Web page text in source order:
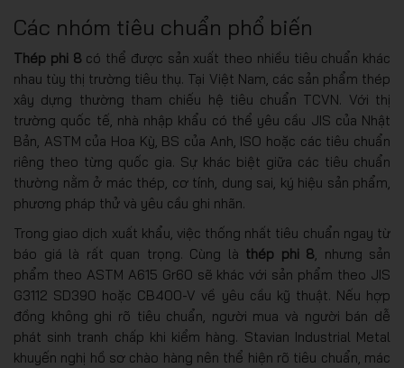
Các nhóm tiêu chuẩn phổ biến
Thép phi 8 có thể được sản xuất theo nhiều tiêu chuẩn khác
nhau tùy thị trường tiêu thụ. Tại Việt Nam, các sản phẩm thép
xây dựng thường tham chiếu hệ tiêu chuẩn TCVN. Với thị
trường quốc tế, nhà nhập khẩu có thể yêu cầu JIS của Nhật
Bản, ASTM của Hoa Kỳ, BS của Anh, ISO hoặc các tiêu chuẩn
riêng theo từng quốc gia. Sự khác biệt giữa các tiêu chuẩn
thường nằm ở mác thép, cơ tính, dung sai, ký hiệu sản phẩm,
phương pháp thử và yêu cầu ghi nhãn.
Trong giao dịch xuất khẩu, việc thống nhất tiêu chuẩn ngay từ
báo giá là rất quan trọng. Cùng là thép phi 8 , nhưng sản
phẩm theo ASTM A615 Gr60 sẽ khác với sản phẩm theo JIS
G3112 SD390 hoặc CB400-V về yêu cầu kỹ thuật. Nếu hợp
đồng không ghi rõ tiêu chuẩn, người mua và người bán dễ
phát sinh tranh chấp khi kiểm hàng. Stavian Industrial Metal
khuyến nghị hồ sơ chào hàng nên thể hiện rõ tiêu chuẩn, mác